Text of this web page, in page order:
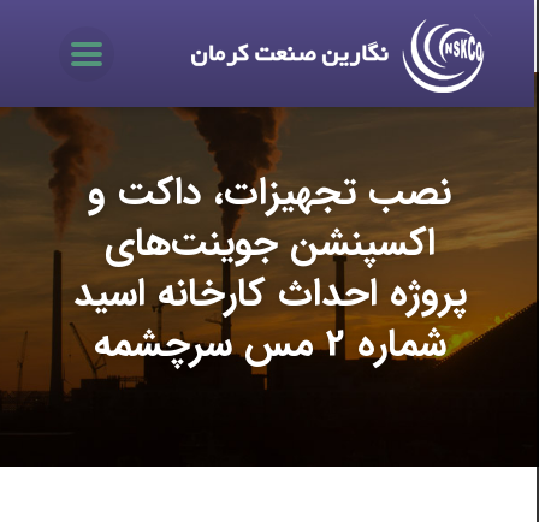
نصب تجهیزات، داکت و
اکسپنشن جوینت‌های
پروژه احداث کارخانه اسید
شماره 2 مس سرچشمه